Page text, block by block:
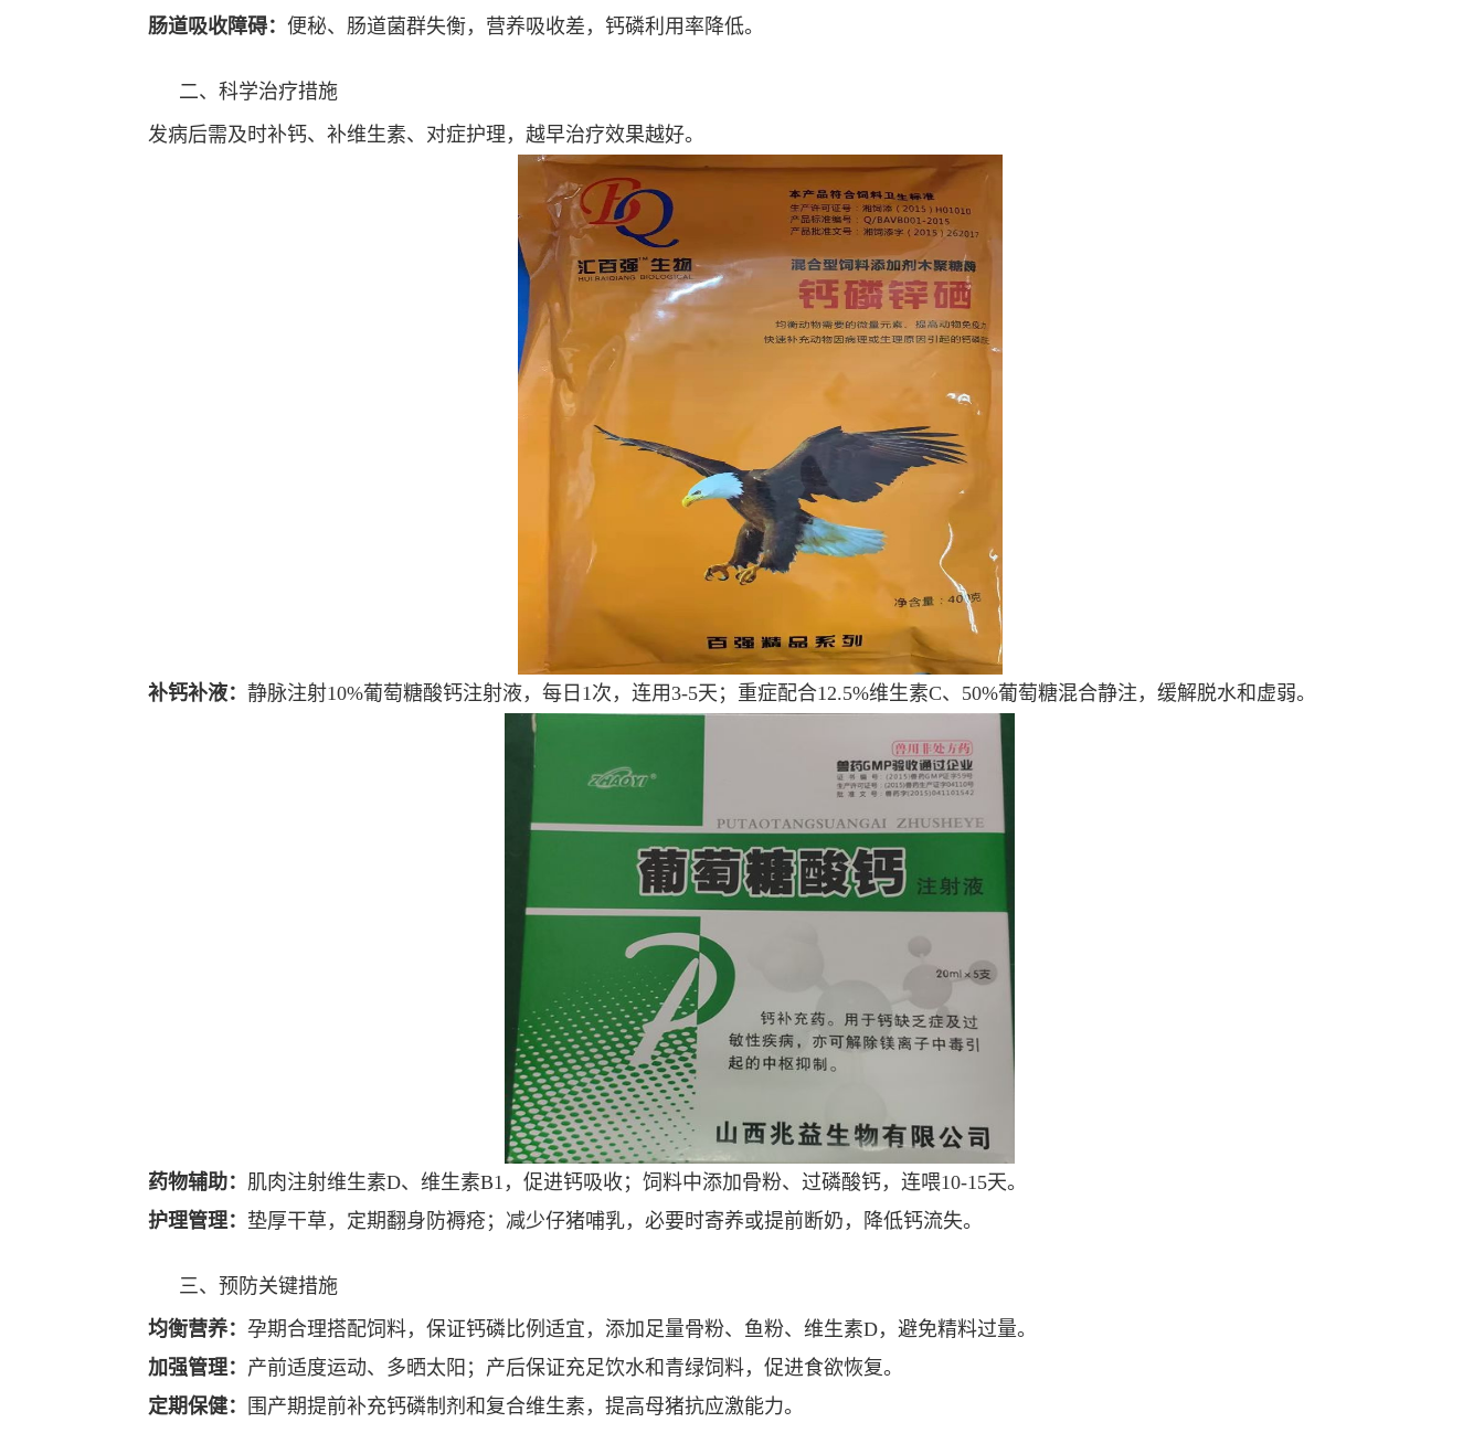
肠道吸收障碍： 便秘、肠道菌群失衡，营养吸收差，钙磷利用率降低。
二、科学治疗措施
发病后需及时补钙、补维生素、对症护理，越早治疗效果越好。
补钙补液： 静脉注射10%葡萄糖酸钙注射液，每日1次，连用3-5天；重症配合12.5%维生素C、50%葡萄糖混合静注，缓解脱水和虚弱。
药物辅助： 肌肉注射维生素D、维生素B1，促进钙吸收；饲料中添加骨粉、过磷酸钙，连喂10-15天。
护理管理： 垫厚干草，定期翻身防褥疮；减少仔猪哺乳，必要时寄养或提前断奶，降低钙流失。
三、预防关键措施
均衡营养： 孕期合理搭配饲料，保证钙磷比例适宜，添加足量骨粉、鱼粉、维生素D，避免精料过量。
加强管理： 产前适度运动、多晒太阳；产后保证充足饮水和青绿饲料，促进食欲恢复。
定期保健：
围产期提前补充钙磷制剂和复合维生素，提高母猪抗应激能力。